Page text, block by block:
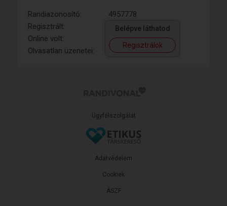
Randiazonosító:
4957778
Regisztrált:
Online volt:
Olvasatlan üzenetei:
Belépve láthatod
Regisztrálok
Ügyfélszolgálat
ÁSZF
Adatvédelem
Cookiek